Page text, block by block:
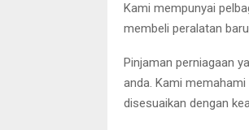
Kami mempunyai
membeli peralatan
Pinjaman perniagaan
anda. Kami
disesuaikan dengan